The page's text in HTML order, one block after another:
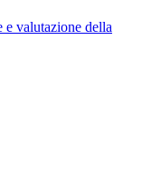
e valutazione della